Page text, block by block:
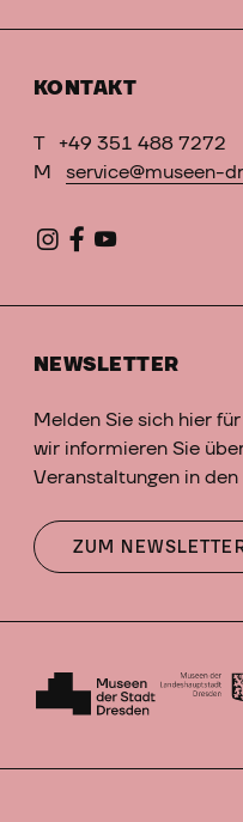
KONTAKT
T
+49 351 488 7272
M
service@museen-
NEWSLETTER
Melden Sie sich hier
wir informieren Sie
Veranstaltungen in
ZUM